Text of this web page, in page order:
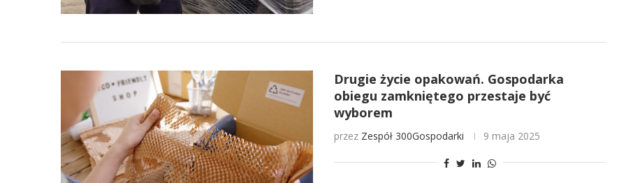
Drugie życie opakowań. Gospodarka
obiegu zamkniętego przestaje być
wyborem
przez Zespół 300Gospodarki 9 maja 2025